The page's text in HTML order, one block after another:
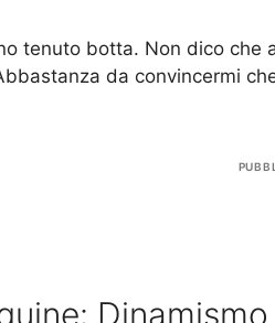
tenuto botta. Non dico
da convincermi